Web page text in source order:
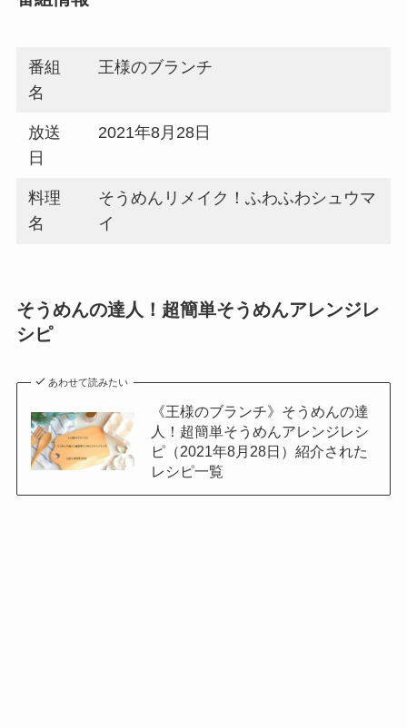
番組
名
王様のブランチ
放送
日
2021年8月28日
料理
名
そうめんリメイク！ふわふわシュウマ
イ
そうめんの達人！超簡単そうめんアレンジレ
シピ
あわせて読みたい
《王様のブランチ》そうめんの達
人！超簡単そうめんアレンジレシ
ピ（2021年8月28日）紹介された
レシピ一覧